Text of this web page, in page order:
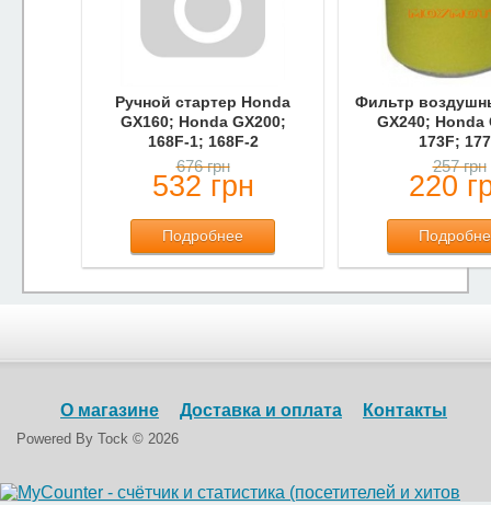
Ручной стартер Honda
GX160; Honda GX200;
168F-1; 168F-2
676 грн
532 грн
Подробнее
Фильтр
GX240; Honda
173F;
257 грн
220
О магазине Доставка и оплата Контакты
Powered By Tock © 2026